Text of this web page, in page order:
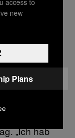
die in
diese
„Ich hab
new
Plans